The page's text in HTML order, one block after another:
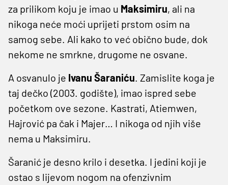
za prilikom koju je imao u Maksimiru, ali na
nikoga neće moći uprijeti prstom osim na
samog sebe. Ali kako to već obično bude, dok
nekome ne smrkne, drugome ne osvane.
A osvanulo je Ivanu Šaraniću. Zamislite koga je
taj dečko (2003. godište), imao ispred sebe
početkom ove sezone. Kastrati, Atiemwen,
Hajrović pa čak i Majer… I nikoga od njih više
nema u Maksimiru.
Šaranić je desno krilo i desetka. I jedini koji je
ostao s lijevom nogom na ofenzivnim